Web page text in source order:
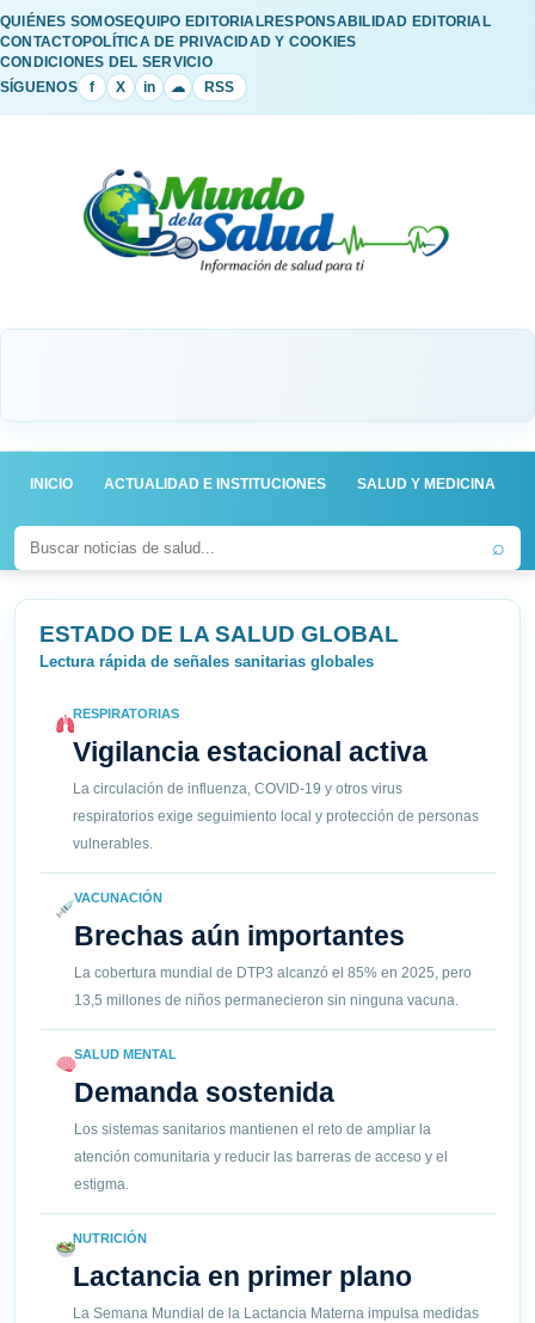
QUIÉNES SOMOSEQUIPO EDITORIALRESPONSABILIDAD EDITORIAL
CONTACTOPOLÍTICA DE PRIVACIDAD Y COOKIES
CONDICIONES DEL SERVICIO
SÍGUENOS
f X in ☁ RSS
INICIO ACTUALIDAD E INSTITUCIONES SALUD Y MEDICINA
⌕
ESTADO DE LA SALUD GLOBAL
Lectura rápida de señales sanitarias globales
RESPIRATORIAS
Vigilancia estacional activa
La circulación de influenza, COVID-19 y otros virus
respiratorios exige seguimiento local y protección de personas
vulnerables.
VACUNACIÓN
Brechas aún importantes
La cobertura mundial de DTP3 alcanzó el 85% en 2025, pero
13,5 millones de niños permanecieron sin ninguna vacuna.
SALUD MENTAL
Demanda sostenida
Los sistemas sanitarios mantienen el reto de ampliar la
atención comunitaria y reducir las barreras de acceso y el
estigma.
NUTRICIÓN
Lactancia en primer plano
La Semana Mundial de la Lactancia Materna impulsa medidas